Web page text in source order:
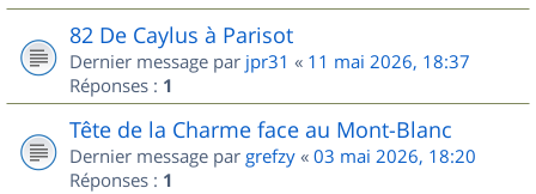
82 De Caylus à Parisot
Dernier message par jpr31 « 11 mai 2026, 18:37
Réponses : 1
Tête de la Charme face au Mont-Blanc
Dernier message par grefzy « 03 mai 2026, 18:20
Réponses : 1